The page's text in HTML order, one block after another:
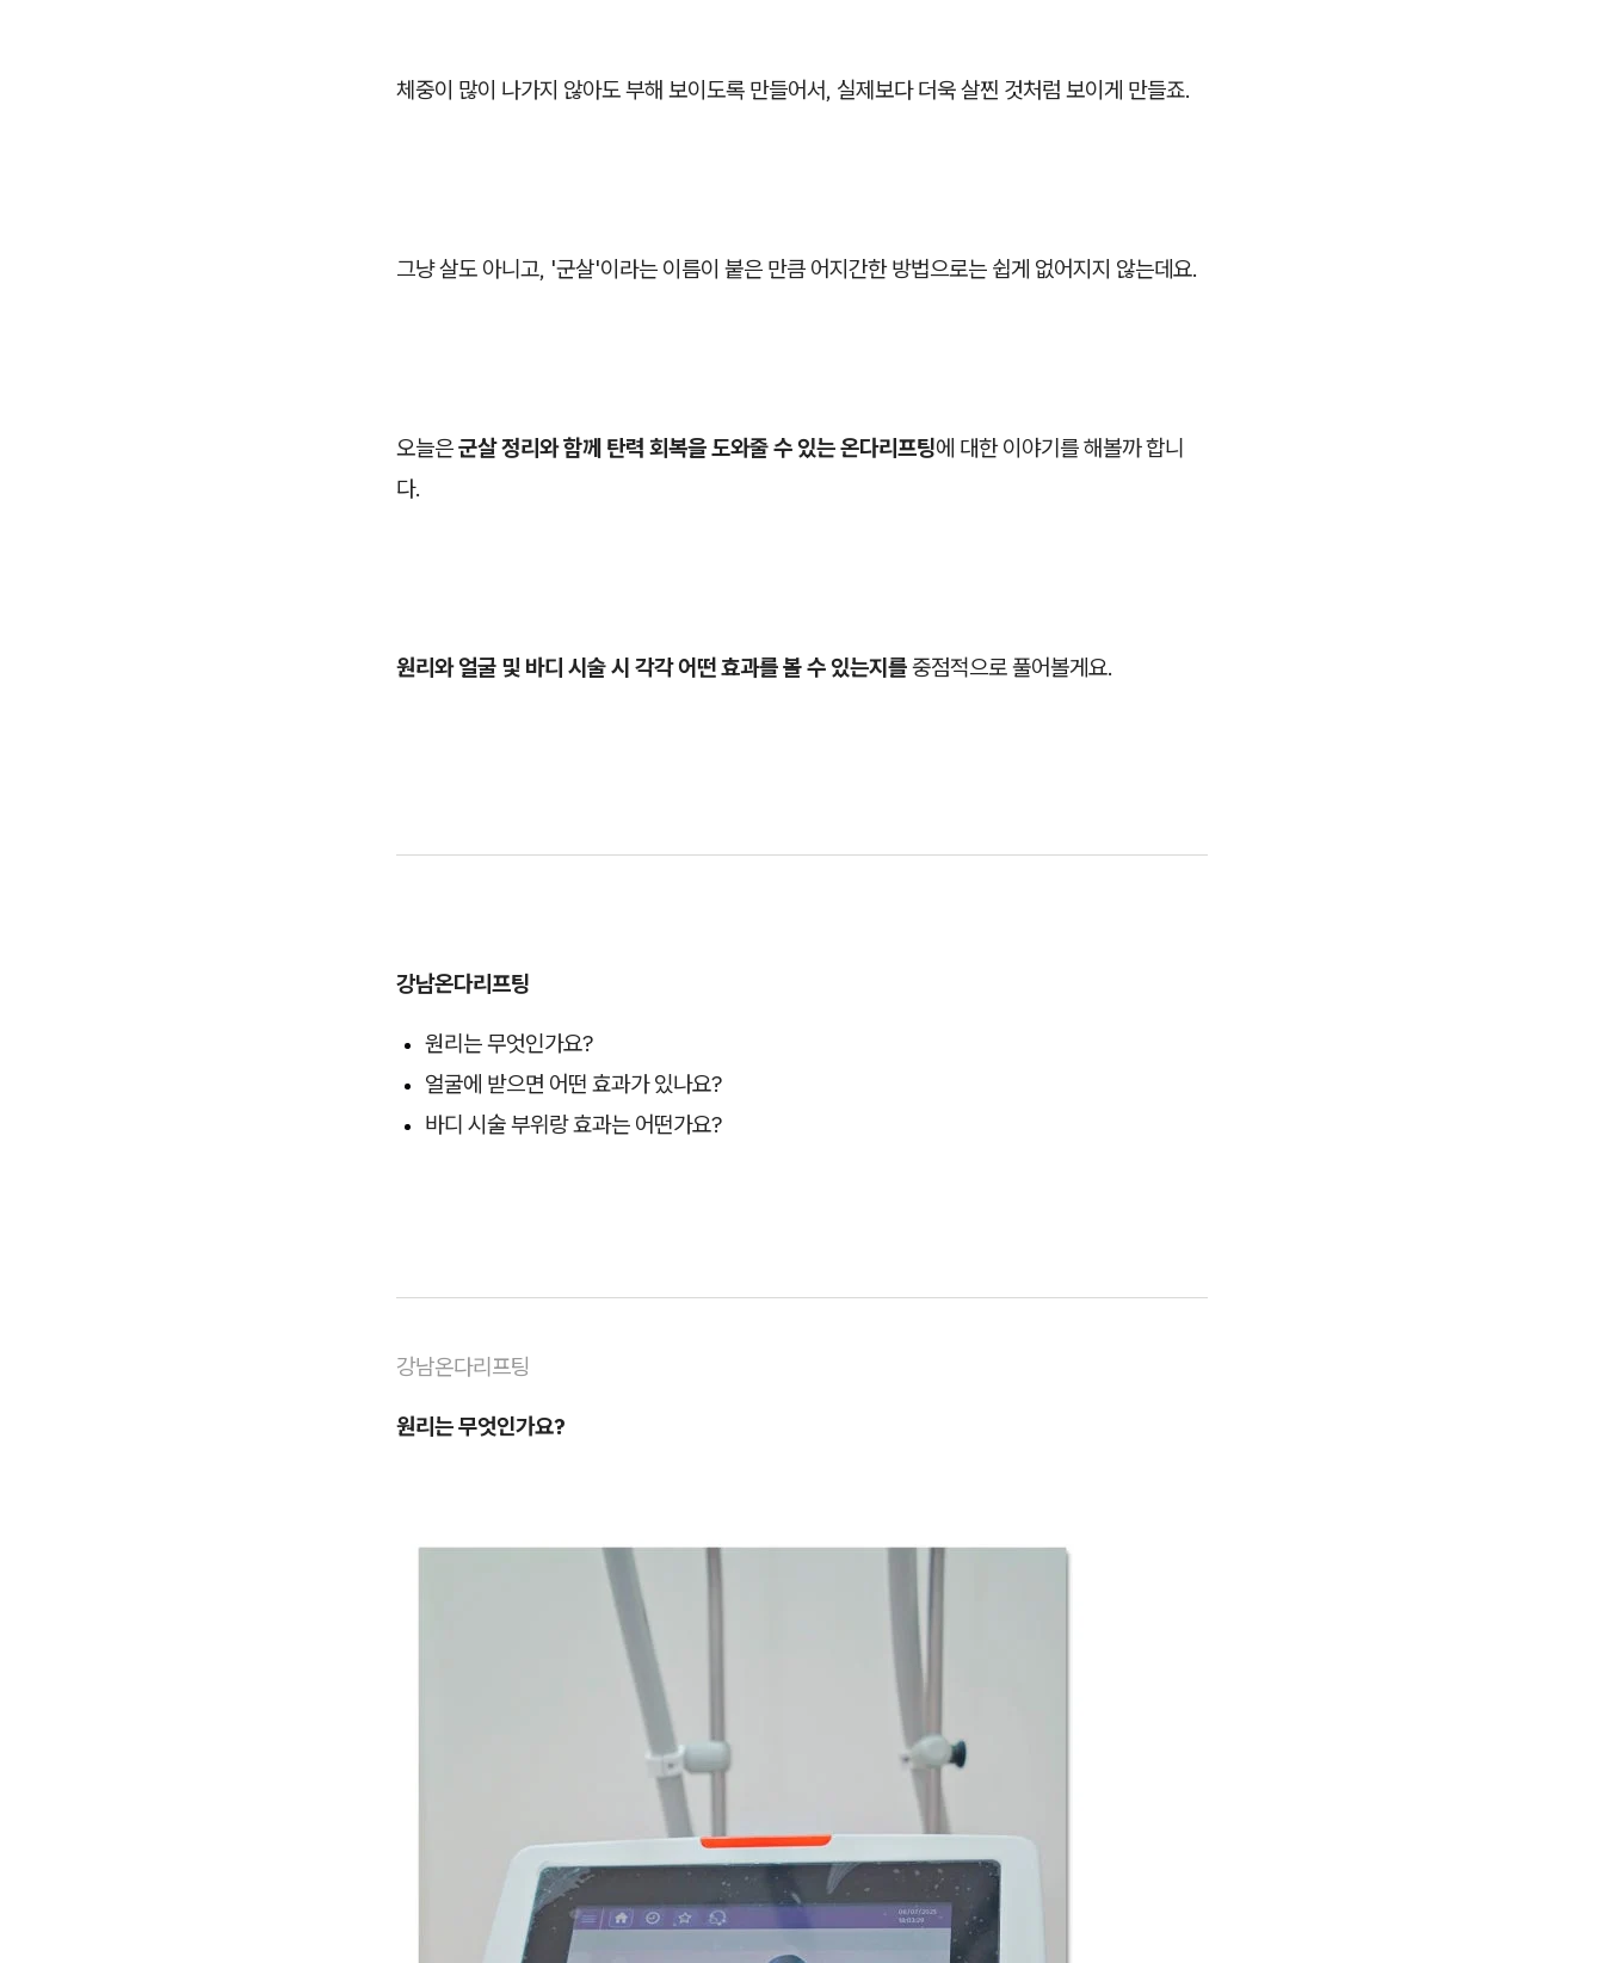
체중이 많이 나가지 않아도 부해 보이도록 만들어서, 실제보다 더욱 살찐 것처럼 보이게 만들죠.
그냥 살도 아니고, '군살'이라는 이름이 붙은 만큼 어지간한 방법으로는 쉽게 없어지지 않는데요.
오늘은군살 정리와 함께 탄력 회복을 도와줄 수 있는 온다리프팅에 대한 이야기를 해볼까 합니
다.
원리와 얼굴 및 바디 시술 시 각각 어떤 효과를 볼 수 있는지를중점적으로 풀어볼게요.
강남온다리프팅
원리는 무엇인가요?
얼굴에 받으면 어떤 효과가 있나요?
바디 시술 부위랑 효과는 어떤가요?
강남온다리프팅
원리는 무엇인가요?